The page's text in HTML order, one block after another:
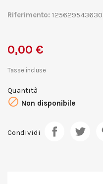
Riferimento: 125629543630
0,00 €
Tasse incluse
Quantità
 Non disponibile
Condividi